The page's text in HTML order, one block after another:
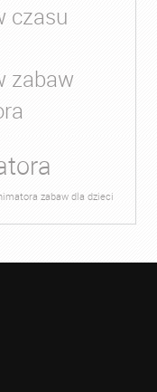
czasu
zabaw
zabaw dla dzieci